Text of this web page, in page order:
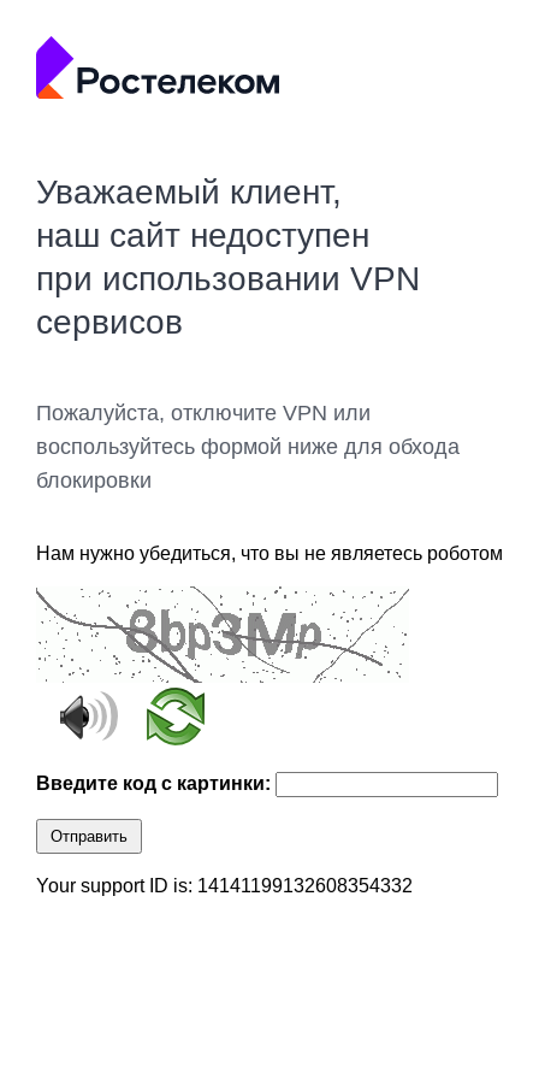
Уважаемый клиент,
наш сайт недоступен
при использовании VPN
сервисов
Пожалуйста, отключите VPN или
воспользуйтесь формой ниже для обхода
блокировки
Нам нужно убедиться, что вы не являетесь роботом
Введите код с картинки:
Отправить
Your support ID is: 14141199132608354332